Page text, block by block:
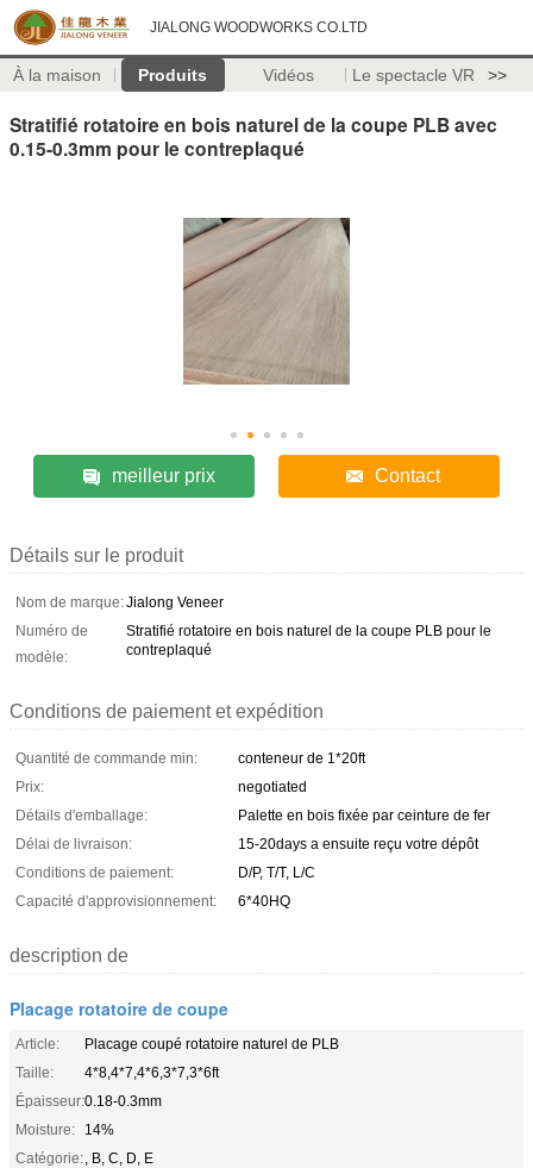
JIALONG WOODWORKS CO.LTD
À la maison Produits Vidéos Le spectacle VR >>
Stratifié rotatoire en bois naturel de la coupe PLB avec
0.15-0.3mm pour le contreplaqué
meilleur prix Contact
Détails sur le produit
Nom de marque:Jialong Veneer
Numéro de
modèle:
Stratifié rotatoire en bois naturel de la coupe PLB pour le
contreplaqué
Conditions de paiement et expédition
Quantité de commande min:
conteneur de 1*20ft
Prix:
negotiated
Détails d'emballage:
Palette en bois fixée par ceinture de fer
Délai de livraison:
15-20days a ensuite reçu votre dépôt
Conditions de paiement:
D/P, T/T, L/C
Capacité d'approvisionnement:
6*40HQ
description de
Placage rotatoire de coupe
Article:
Placage coupé rotatoire naturel de PLB
Taille:
4*8,4*7,4*6,3*7,3*6ft
Épaisseur:0.18-0.3mm
Moisture:
14%
Catégorie:, B, C, D, E